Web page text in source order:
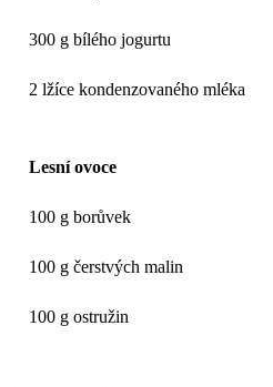
300 g bílého jogurtu
2 lžíce kondenzovaného mléka
Lesní ovoce
100 g borůvek
100 g čerstvých malin
100 g ostružin